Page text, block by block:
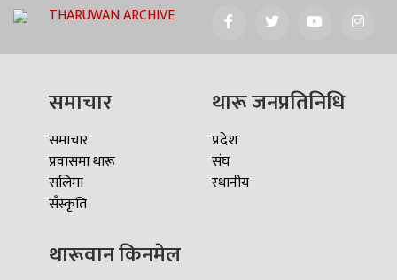
THARUWAN ARCHIVE
समाचार
समाचार
प्रवासमा थारू
सलिमा
सँस्कृति
थारू जनप्रतिनिधि
प्रदेश
संघ
स्थानीय
थारूवान किनमेल